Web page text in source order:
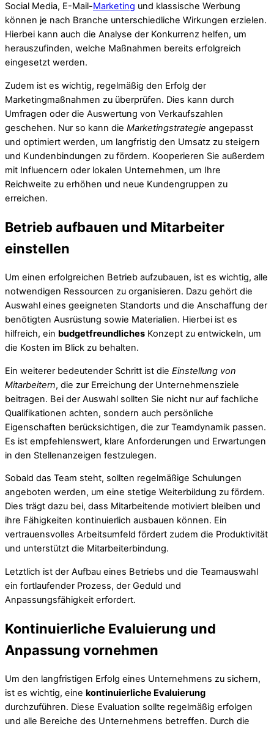
Social Media, E-Mail-Marketing und klassische Werbung
können je nach Branche unterschiedliche Wirkungen erzielen.
Hierbei kann auch die Analyse der Konkurrenz helfen, um
herauszufinden, welche Maßnahmen bereits erfolgreich
eingesetzt werden.
Zudem ist es wichtig, regelmäßig den Erfolg der
Marketingmaßnahmen zu überprüfen. Dies kann durch
Umfragen oder die Auswertung von Verkaufszahlen
geschehen. Nur so kann die Marketingstrategie angepasst
und optimiert werden, um langfristig den Umsatz zu steigern
und Kundenbindungen zu fördern. Kooperieren Sie außerdem
mit Influencern oder lokalen Unternehmen, um Ihre
Reichweite zu erhöhen und neue Kundengruppen zu
erreichen.
Betrieb aufbauen und Mitarbeiter
einstellen
Um einen erfolgreichen Betrieb aufzubauen, ist es wichtig, alle
notwendigen Ressourcen zu organisieren. Dazu gehört die
Auswahl eines geeigneten Standorts und die Anschaffung der
benötigten Ausrüstung sowie Materialien. Hierbei ist es
hilfreich, ein budgetfreundliches Konzept zu entwickeln, um
die Kosten im Blick zu behalten.
Ein weiterer bedeutender Schritt ist die Einstellung von
Mitarbeitern, die zur Erreichung der Unternehmensziele
beitragen. Bei der Auswahl sollten Sie nicht nur auf fachliche
Qualifikationen achten, sondern auch persönliche
Eigenschaften berücksichtigen, die zur Teamdynamik passen.
Es ist empfehlenswert, klare Anforderungen und Erwartungen
in den Stellenanzeigen festzulegen.
Sobald das Team steht, sollten regelmäßige Schulungen
angeboten werden, um eine stetige Weiterbildung zu fördern.
Dies trägt dazu bei, dass Mitarbeitende motiviert bleiben und
ihre Fähigkeiten kontinuierlich ausbauen können. Ein
vertrauensvolles Arbeitsumfeld fördert zudem die Produktivität
und unterstützt die Mitarbeiterbindung.
Letztlich ist der Aufbau eines Betriebs und die Teamauswahl
ein fortlaufender Prozess, der Geduld und
Anpassungsfähigkeit erfordert.
Kontinuierliche Evaluierung und
Anpassung vornehmen
Um den langfristigen Erfolg eines Unternehmens zu sichern,
ist es wichtig, eine kontinuierliche Evaluierung
durchzuführen. Diese Evaluation sollte regelmäßig erfolgen
und alle Bereiche des Unternehmens betreffen. Durch die